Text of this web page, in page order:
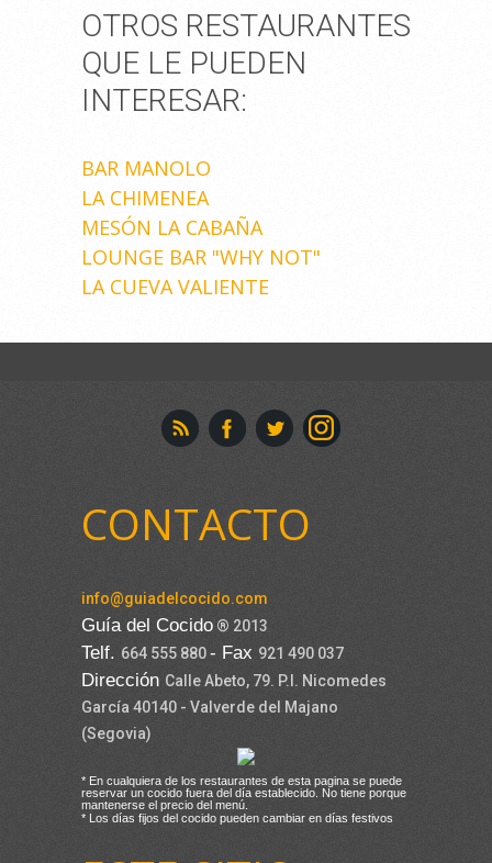
OTROS RESTAURANTES
QUE LE PUEDEN
INTERESAR:
BAR MANOLO
LA CHIMENEA
MESÓN LA CABAÑA
LOUNGE BAR "WHY NOT"
LA CUEVA VALIENTE
CONTACTO
info@guiadelcocido.com
Guía del Cocido ® 2013
Telf. 664 555 880- Fax 921 490 037
Dirección Calle Abeto, 79. P.I. Nicomedes
García 40140 - Valverde del Majano
(Segovia)
* En cualquiera de los restaurantes de esta pagina se puede
reservar un cocido fuera del día establecido. No tiene porque
mantenerse el precio del menú.
* Los días fijos del cocido pueden cambiar en días festivos